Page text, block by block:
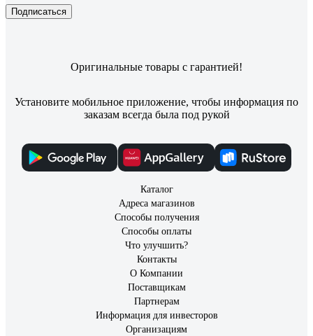
Подписаться
Оригинальные товары с гарантией!
Установите мобильное приложение, чтобы информация по
заказам всегда была под рукой
Каталог
Адреса магазинов
Способы получения
Способы оплаты
Что улучшить?
Контакты
О Компании
Поставщикам
Партнерам
Информация для инвесторов
Организациям